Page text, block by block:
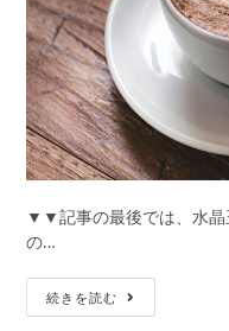
の
身
近
な
婚
相
手
は！？
命
▼▼記事の最後では、水晶
の…
続きを読む
料